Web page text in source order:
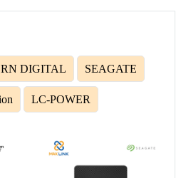
DIGITAL SEAGATE
LC-POWER